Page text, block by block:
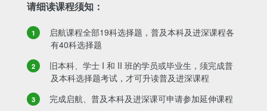
请细读课程须知：
启航课程全部19科选择题，普及本科及进深课程各
有40科选择题
旧本科、学士 I 和 II 班的学员或毕业生，须完成普
及本科选择题考试，才可升读普及进深课程
完成启航、普及本科及进深课可申请参加延伸课程